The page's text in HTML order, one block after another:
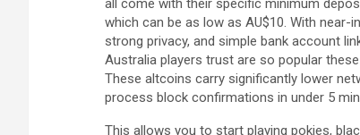
all come with their specific minimum
which can be as low as AU$10. With near-
strong privacy, and simple bank account
Australia players trust are so popular
These altcoins carry significantly lower
process block confirmations in under 5
This allows you to start playing pokies,